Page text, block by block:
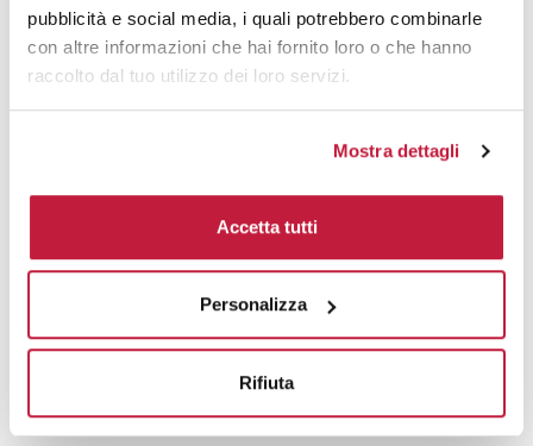
pubblicità e social media, i quali potrebbero combinarle
con altre informazioni che hai fornito loro o che hanno
raccolto dal tuo utilizzo dei loro servizi.
Mostra dettagli
Accetta tutti
Personalizza
Rifiuta
2000 € 7,16 € 8,46
€ 8,41
10000 € 7,07 € 8,31
Tecniche di stampa
Area di personalizzazione
Domande e risposte